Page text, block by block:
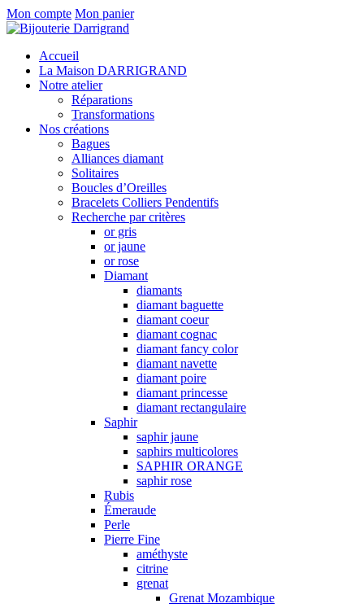
Mon compte Mon panier
Accueil
La Maison DARRIGRAND
Notre atelier
Réparations
Transformations
Nos créations
Bagues
Alliances diamant
Solitaires
Boucles d’Oreilles
Bracelets Colliers Pendentifs
Recherche par critères
or gris
or jaune
or rose
Diamant
diamants
diamant baguette
diamant coeur
diamant cognac
diamant fancy color
diamant navette
diamant poire
diamant princesse
diamant rectangulaire
Saphir
saphir jaune
saphirs multicolores
SAPHIR ORANGE
saphir rose
Rubis
Émeraude
Perle
Pierre Fine
améthyste
citrine
grenat
Grenat Mozambique